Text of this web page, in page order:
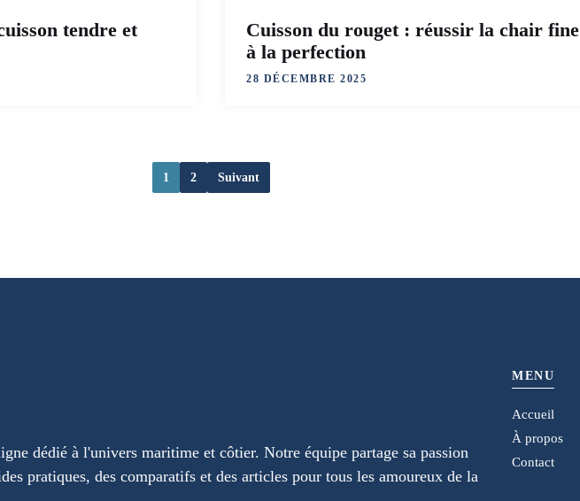
tendre et
Cuisson du rouget : réussir la chair fine
à la perfection
28 DÉCEMBRE 2025
1 2 Suivant
dédié à l'univers maritime et côtier. Notre équipe partage sa passion
pratiques, des comparatifs et des articles pour tous les amoureux de la
MENU
Accueil
À propos
Contact